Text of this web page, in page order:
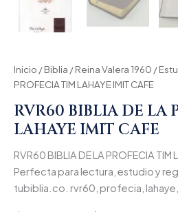
Inicio /Biblia /Reina Valera 1960 /
PROFECIA TIM LAHAYE IMIT CAFE
RVR60 BIBLIA DE LA
LAHAYE IMIT CAFE
RVR60 BIBLIA DE LA PROFECIA TIM
Perfecta para lectura, estudio y
tubiblia.co. rvr60, profecia,